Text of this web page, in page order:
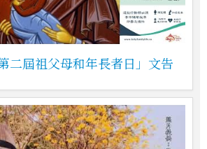
二屆祖父母和年長者日」文告